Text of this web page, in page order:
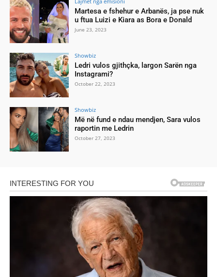
Martesa e fshehur e Arbanës, ja pse nuk
u ftua Luizi e Kiara as Bora e Donald
June 23, 2023
Showbiz
Ledri vulos gjithçka, largon Sarën nga
Instagrami?
October 22, 2023
Showbiz
Më në fund e ndau mendjen, Sara vulos
raportin me Ledrin
October 27, 2023